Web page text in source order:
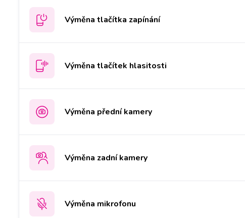
Výměna tlačítka zapínání
Výměna tlačítek hlasitosti
Výměna přední kamery
Výměna zadní kamery
Výměna mikrofonu